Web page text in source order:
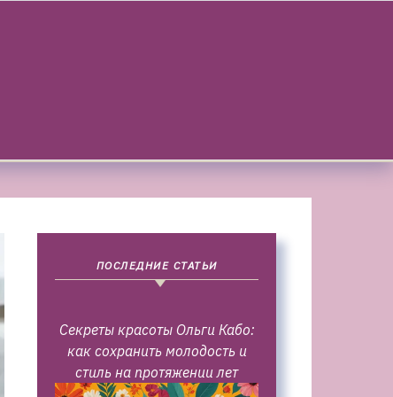
ПОСЛЕДНИЕ СТАТЬИ
Секреты красоты Ольги Кабо:
как сохранить молодость и
стиль на протяжении лет